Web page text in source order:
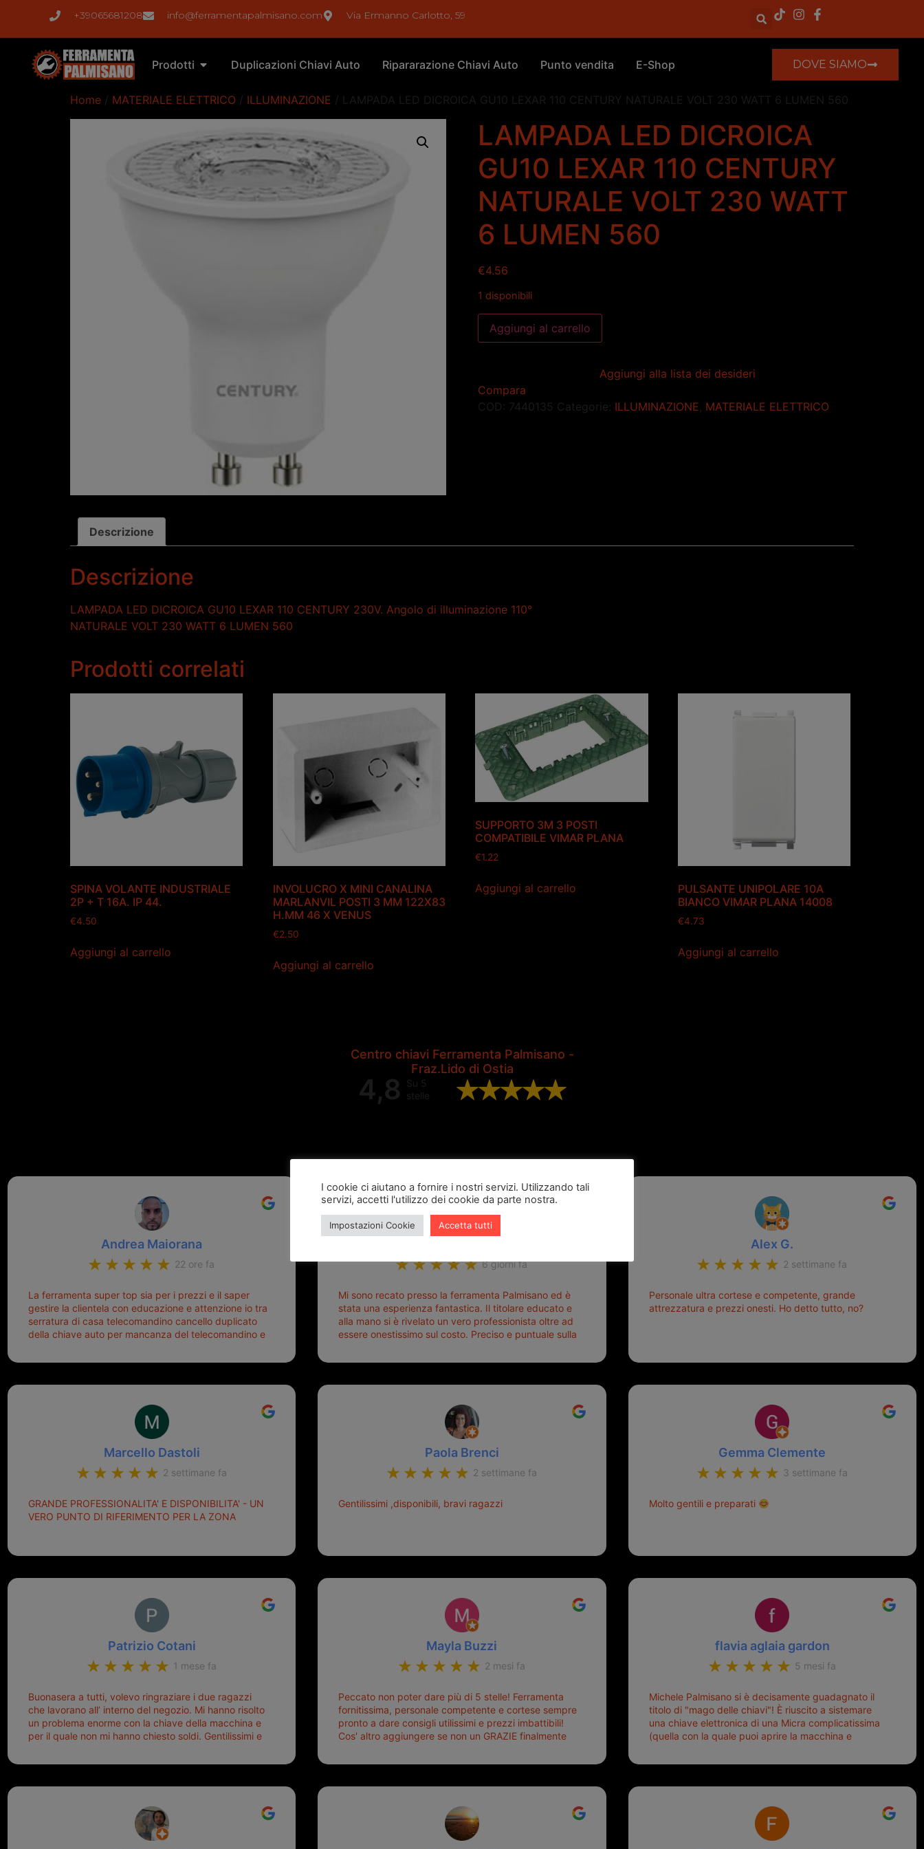
+39065681208 info@ferramentapalmisano.com Via Ermanno Carlotto, 59
Prodotti Duplicazioni Chiavi Auto Ripararazione Chiavi Auto Punto vendita E-Shop DOVE SIAMO
Home / MATERIALE ELETTRICO / ILLUMINAZIONE / LAMPADA LED DICROICA GU10 LEXAR 110 CENTURY NATURALE VOLT 230 WATT 6 LUMEN 560
LAMPADA LED DICROICA
GU10 LEXAR 110 CENTURY
NATURALE VOLT 230 WATT
6 LUMEN 560
€4.56
1 disponibili
Aggiungi al carrello
Aggiungi alla lista dei desideri
Compara
COD: 7440135 Categorie: ILLUMINAZIONE MATERIALE ELETTRICO
Descrizione
Descrizione
LAMPADA LED DICROICA GU10 LEXAR 110 CENTURY 230V. Angolo di illuminazione 110°
NATURALE VOLT 230 WATT 6 LUMEN 560
Prodotti correlati
SPINA VOLANTE INDUSTRIALE
2P + T 16A. IP 44.
€4.50
Aggiungi al carrello
INVOLUCRO X MINI CANALINA
MARLANVIL POSTI 3 MM 122X83
H.MM 46 X VENUS
€2.50
Aggiungi al carrello
SUPPORTO 3M 3 POSTI
COMPATIBILE VIMAR PLANA
€1.22
Aggiungi al carrello
PULSANTE UNIPOLARE 10A
BIANCO VIMAR PLANA 14008
€4.73
Aggiungi al carrello
Centro chiavi Ferramenta Palmisano -
Fraz.Lido di Ostia
4,8
Su 5
stelle
Andrea Maiorana
22 ore fa
La ferramenta super top sia per i prezzi e il saper
gestire la clientela con educazione e attenzione io tra
serratura di casa telecomandino cancello duplicato
della chiave auto per mancanza del telecomandino e
meglio ferramenta de ostia e poi il prorietario il signor
6 giorni fa
Mi sono recato presso la ferramenta Palmisano ed è
stata una esperienza fantastica. Il titolare educato e
alla mano si è rivelato un vero professionista oltre ad
essere onestissimo sul costo. Preciso e puntuale sulla
Alex G.
2 settimane fa
Personale ultra cortese e competente, grande
attrezzatura e prezzi onesti. Ho detto tutto, no?
Marcello Dastoli
2 settimane fa
GRANDE PROFESSIONALITA' E DISPONIBILITA' - UN
VERO PUNTO DI RIFERIMENTO PER LA ZONA
Paola Brenci
2 settimane fa
Gentilissimi ,disponibili, bravi ragazzi
Gemma Clemente
3 settimane fa
Molto gentili e preparati
Patrizio Cotani
1 mese fa
Buonasera a tutti, volevo ringraziare i due ragazzi
che lavorano all’ interno del negozio. Mi hanno risolto
un problema enorme con la chiave della macchina e
per il quale non mi hanno chiesto soldi. Gentilissimi e
Sicuramente tornerò qui per qualsiasi altro problema.
Mayla Buzzi
2 mesi fa
Peccato non poter dare più di 5 stelle! Ferramenta
fornitissima, personale competente e cortese sempre
pronto a dare consigli utilissimi e prezzi imbattibili!
Cos' altro aggiungere se non un GRAZIE finalmente
siete il mio riferimento. Ah dimenticavo...da loro sono
trove! Top top top!!!
flavia aglaia gardon
5 mesi fa
Michele Palmisano si è decisamente guadagnato il
titolo di "mago delle chiavi"! È riuscito a sistemare
una chiave elettronica di una Micra complicatissima
(quella con la quale puoi aprire la macchina e
borsa!) che era pronta per la pattumiera... Avevo
pietose, si era perso il coperchietto, la chiave era
bisognava stare attenti che non ti staccasse la
chiave dal blocchetto e talvolta non faceva bene il
contatto nel quadro e bisognava armeggiare un po',
I cookie ci aiutano a fornire i nostri servizi. Utilizzando tali
servizi, accetti l'utilizzo dei cookie da parte nostra.
Impostazioni Cookie Accetta tutti